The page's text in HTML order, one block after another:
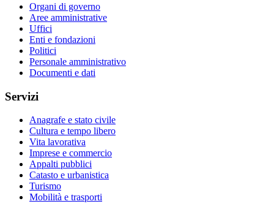
Organi di governo
Aree amministrative
Uffici
Enti e fondazioni
Politici
Personale amministrativo
Documenti e dati
Servizi
Anagrafe e stato civile
Cultura e tempo libero
Vita lavorativa
Imprese e commercio
Appalti pubblici
Catasto e urbanistica
Turismo
Mobilità e trasporti